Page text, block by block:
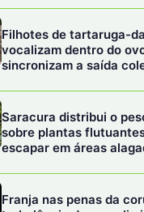
as aves que habitam
estão modificando
sobreviver ao ruído
pelo trânsito de
mensagens
barulho do asfalto,
em tons mais agudos
ao pico do
do seu jardim